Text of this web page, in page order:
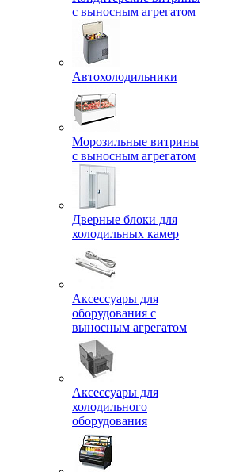
с выносным агрегатом
Автохолодильники
Морозильные витрины
с выносным агрегатом
Дверные блоки для
холодильных камер
Аксессуары для
оборудования с
выносным агрегатом
Аксессуары для
холодильного
оборудования